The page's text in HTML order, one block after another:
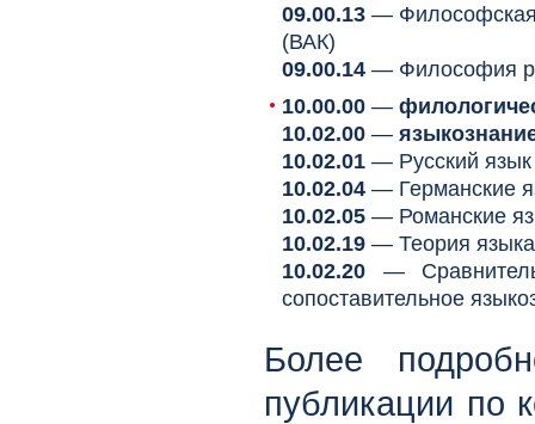
09.00.13 — Философская
(ВАК)
09.00.14 — Философия
10.00.00 —
10.02.00 —
10.02.01 — Русский
10.02.04 — Германские
10.02.05 — Романские
10.02.19 — Теория
10.02.20 —
сопоставительное
Более
публикации по